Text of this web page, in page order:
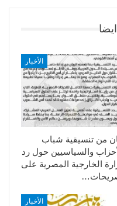
الأخبار
من تنسيقية شباب
والسياسيين حول رد
الخارجية المصرية على
الأخبار